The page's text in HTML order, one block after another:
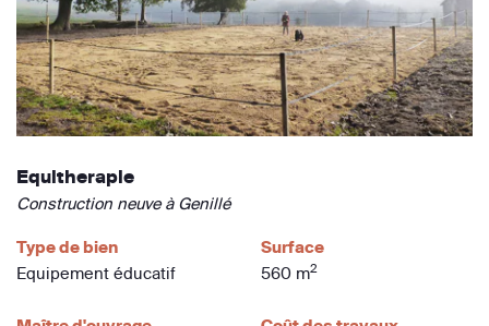
Equitherapie
Construction neuve à Genillé
Type de bien
Equipement éducatif
Surface
560 m2